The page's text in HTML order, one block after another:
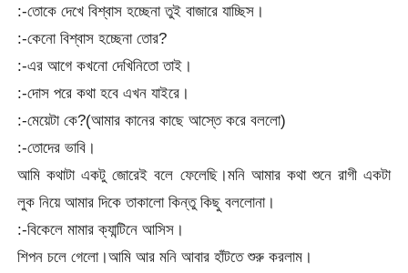
:-তোকে দেখে বিশ্বাস হচ্ছেনা তুই বাজারে যাচ্ছিস।
:-কেনো বিশ্বাস হচ্ছেনা তোর?
:-এর আগে কখনো দেখিনিতো তাই।
:-দোস পরে কথা হবে এখন যাইরে।
:-মেয়েটা কে?(আমার কানের কাছে আস্তে করে বললো)
:-তোদের ভাবি।
আমি কথাটা একটু জোরেই বলে ফেলেছি।মনি আমার কথা শুনে রাগী একটা
লুক নিয়ে আমার দিকে তাকালো কিন্তু কিছু বললোনা।
:-বিকেলে মামার ক্যান্টিনে আসিস।
শিপন চলে গেলো।আমি আর মনি আবার হাঁটতে শুরু করলাম।